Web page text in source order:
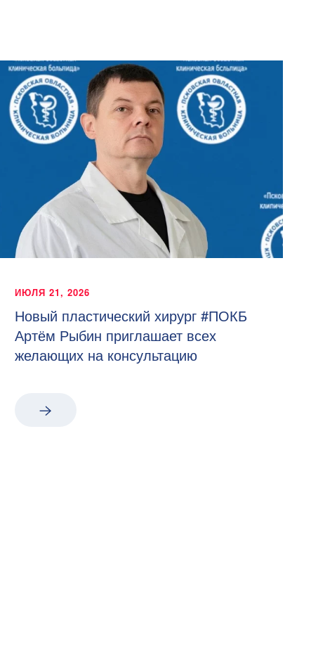
ИЮЛЯ 21, 2026
Новый пластический хирург #ПОКБ
Артём Рыбин приглашает всех
желающих на консультацию